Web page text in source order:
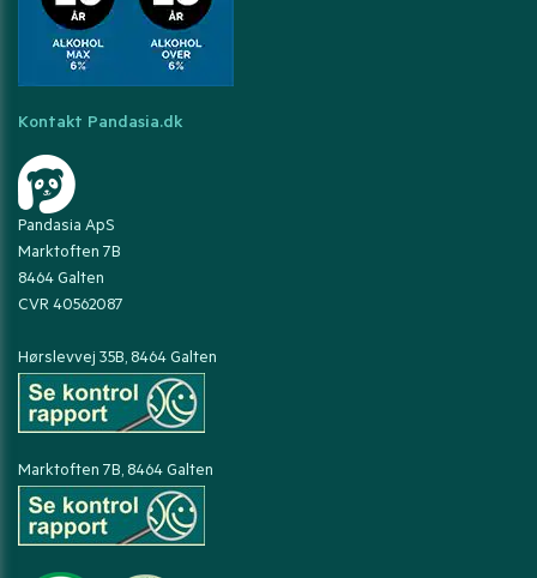
Kontakt Pandasia.dk
Pandasia ApS
Marktoften 7B
8464 Galten
CVR 40562087
Hørslevvej 35B, 8464 Galten
Marktoften 7B, 8464 Galten